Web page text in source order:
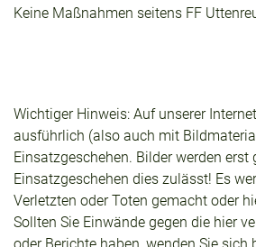
Keine Maßnahmen seitens FF
Wichtiger Hinweis: Auf unserer
ausführlich (also auch mit
Einsatzgeschehen. Bilder werden erst
Einsatzgeschehen dies zulässt! Es
Verletzten oder Toten gemacht oder
Sollten Sie Einwände gegen die hier